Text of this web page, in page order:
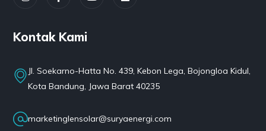
Kontak Kami
Jl. Soekarno-Hatta No. 439, Kebon Lega, Bojongloa Kidul,
Kota Bandung, Jawa Barat 40235
marketinglensolar@suryaenergi.com